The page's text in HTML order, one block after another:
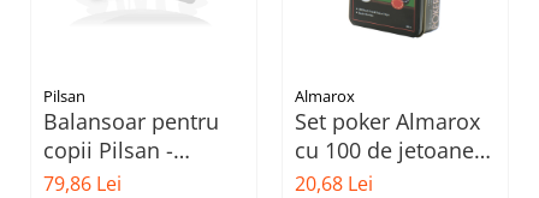
Pilsan
Balansoar pentru
copii Pilsan -
Motocicleta, verde
79,86 Lei
Almarox
Set poker Almarox
cu 100 de jetoane,
11,5x5x19
20,68 Lei